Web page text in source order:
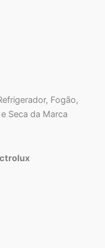
Fogão,
Seca da Marca